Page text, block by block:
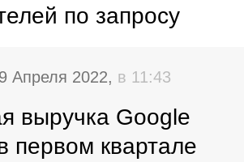
по запросу
Апреля 2022, в 11:43
выручка Google
первом квартале